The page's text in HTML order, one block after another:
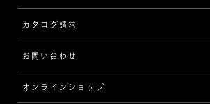
ダブルサイドメレ
ラインメレ
人気の婚約指輪
ダイヤモンド
プロポーズ
結婚式
カタログ請求
お問い合わせ
オンラインショップ